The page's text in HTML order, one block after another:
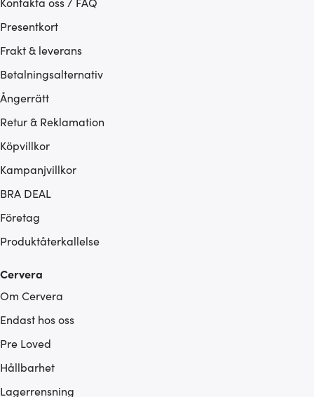
Presentkort
Frakt & leverans
Betalningsalternativ
Ångerrätt
Retur & Reklamation
Köpvillkor
Kampanjvillkor
BRA DEAL
Företag
Produktåterkallelse
Cervera
Om Cervera
Endast hos oss
Pre Loved
Hållbarhet
Lagerrensning